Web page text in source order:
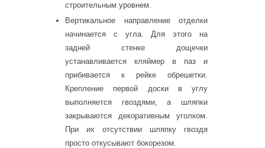
строительным уровнем.
Вертикальное направление отделки
начинается с угла. Для этого на
задней стенке дощечки
устанавливается кляймер в паз и
прибивается к рейке обрешетки.
Крепление первой доски в углу
выполняется гвоздями, а шляпки
закрываются декоративным уголком.
При их отсутствии шляпку гвоздя
просто откусывают бокорезом.